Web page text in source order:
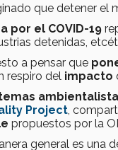
que detener
por el COVID-19
detenidas,
a pensar que
respiro del impacto
Project ,
propuestos por la
general es una